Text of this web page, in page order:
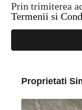
Prin trimiterea
Termenii si
Proprietati